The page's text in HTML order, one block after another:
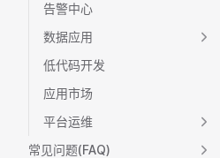
告警中心
数据应用
低代码开发
应用市场
平台运维
常见问题(FAQ)